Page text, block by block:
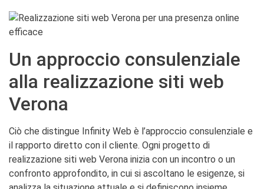
Un approccio consulenziale
alla realizzazione siti web
Verona
Ciò che distingue Infinity Web è l’approccio consulenziale e
il rapporto diretto con il cliente. Ogni progetto di
realizzazione siti web Verona inizia con un incontro o un
confronto approfondito, in cui si ascoltano le esigenze, si